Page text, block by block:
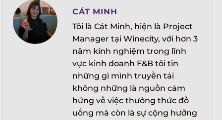
CÁT MINH
Tôi là Cát Minh, hiện là Project
Manager tại Winecity, với hơn 3
năm kinh nghiệm trong lĩnh
vực kinh doanh F&B tôi tin
những gì mình truyền tải
không những là nguồn cảm
hứng về việc thưởng thức đồ
uống mà còn là sự cộng hưởng